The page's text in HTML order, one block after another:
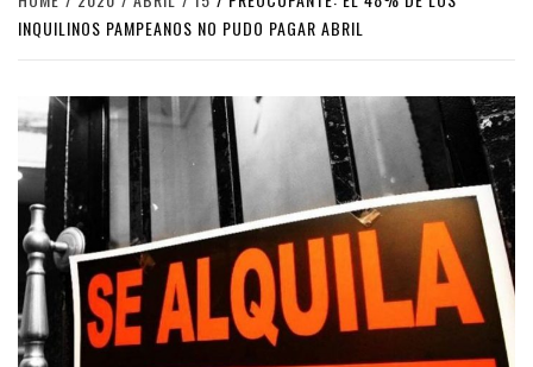
INQUILINOS PAMPEANOS NO PUDO PAGAR ABRIL